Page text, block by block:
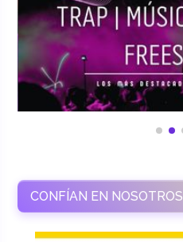
CONFÍAN EN NOSOTROS